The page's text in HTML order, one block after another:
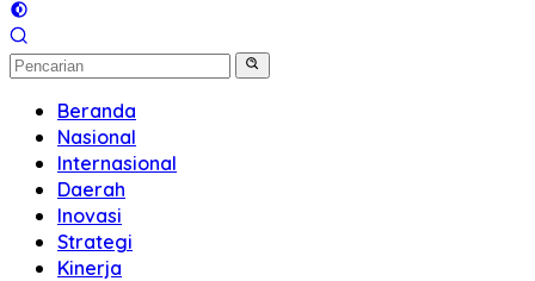
Beranda
Nasional
Internasional
Daerah
Inovasi
Strategi
Kinerja